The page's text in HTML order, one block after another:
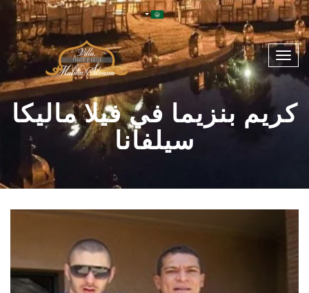
Toggle
navigation
كريم بنزيما في فيلا ماليكا
سيلفانا